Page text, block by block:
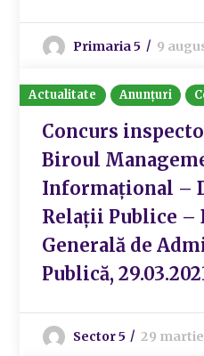
Primaria 5 9
Actualitate Anunțuri
Concurs
Biroul
Informațional –
Relații Publice –
Generală de
Publică,
Sector 5 29